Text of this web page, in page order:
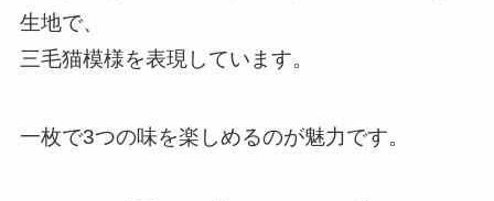
生地で、
三毛猫模様を表現しています。
一枚で3つの味を楽しめるのが魅力です。